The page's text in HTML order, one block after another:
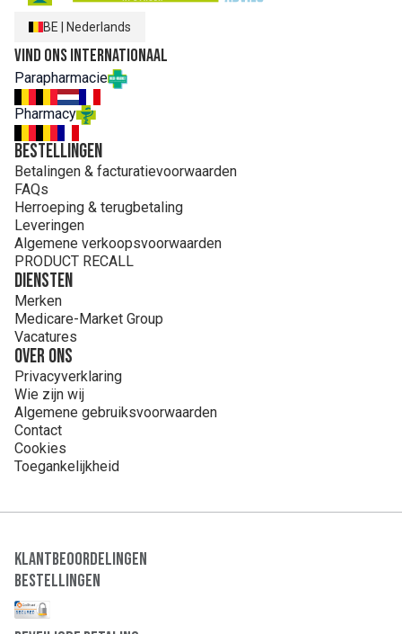
BE Nederlands
Vind ons internationaal
Parapharmacie
Pharmacy
Bestellingen
Betalingen & facturatievoorwaarden
FAQs
Herroeping & terugbetaling
Leveringen
Algemene verkoopsvoorwaarden
PRODUCT RECALL
Diensten
Merken
Medicare-Market Group
Vacatures
Over ons
Privacyverklaring
Wie zijn wij
Algemene gebruiksvoorwaarden
Contact
Cookies
Toegankelijkheid
Klantbeoordelingen
Bestellingen